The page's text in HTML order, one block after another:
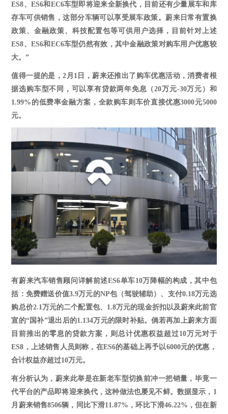
ES8、ES6和EC6车型即将迎来全新换代，目前还有少量展车和库
存车可供销售，这部分车辆可以享受展车政策。蔚来日常有置换
政策、金融政策、科技配置包等可供用户选择，目前针对上述
ES8、ES6和EC6车型仍然有效，其中金融政策对购车用户优惠较
大。”
值得一提的是，2 月 1 日，蔚来还推出了购车优惠活动，消费者根
据选购车型不同，可以享有贷款两年免息（20万元-30万元）和
1.99%的低费率金融方案，全款购车则车价直接优惠3000元5000
元。
有蔚来汽车销售顾问详解前述ES6单车10万降幅的构成，其中包
括：免费赠送价值3.9万元的NP包（驾驶辅助） 、支付0.18万元选
购总价2.1万元的二个配置包、1.8万元的现金折扣以及蔚来此前官
宣的“国补”退出后的1.134万元的限时补贴。倘若再加上蔚来方面
目前推出的零息的贷款方案，则总计优惠权益超过10万元对于
ES8，上述销售人员则称，在ES6的基础上再予以6000元的优惠，
合计权益亦超过10万元。
有分析认为，蔚来此举是在新老车型切换前冲一把销量，毕竟一
代平台的产品即将迎来换代，这种做法也屡见不鲜。 数据显示， 1
月 蔚来销售8506辆，同比下滑11.87%，环比下滑46.22% ，但在新